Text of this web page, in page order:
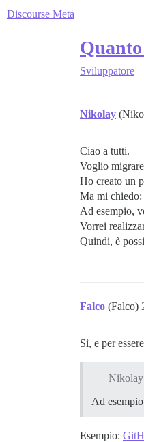
Discourse Meta
Sviluppatore
Nikolay
Ciao a tutti.
Voglio
Ho creato un
Ma mi chiedo:
Ad esempio,
Vorrei
Quindi, è
Falco (Falco)
Sì, e per
Ad
Esempio: